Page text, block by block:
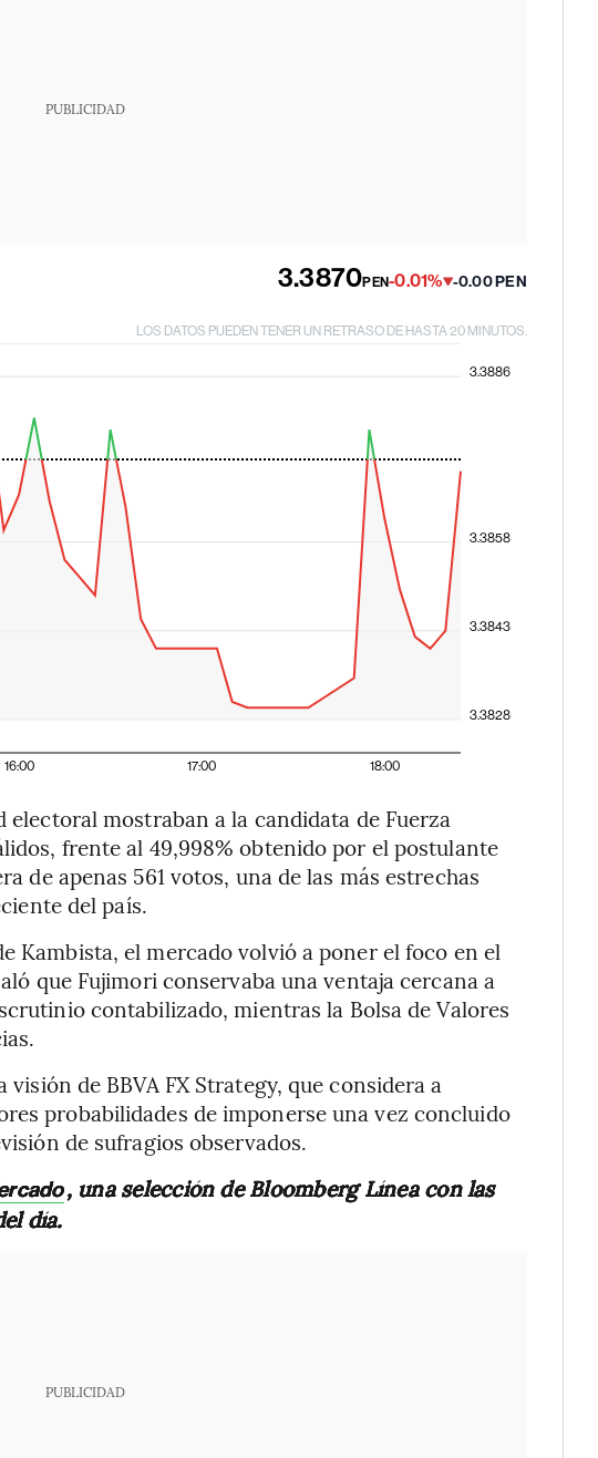
PUBLICIDAD
3.3870PEN-0.01% -0.00 PEN
LOS DATOS PUEDEN TENER UN RETRASO DE HASTA 20 MINUTOS.
16:00 17:00 18:00
3.3828
3.3843
3.3858
3.3886
mostraban a la candidata de Fuerza
frente al 49,998% obtenido por el postulante
de apenas 561 votos, una de las más estrechas
del país.
Kambista, el mercado volvió a poner el foco en el
que Fujimori conservaba una ventaja cercana a
contabilizado, mientras la Bolsa de Valores
de BBVA FX Strategy, que considera a
probabilidades de imponerse una vez concluido
de sufragios observados.
, una selección de Bloomberg Línea con las
día.
PUBLICIDAD